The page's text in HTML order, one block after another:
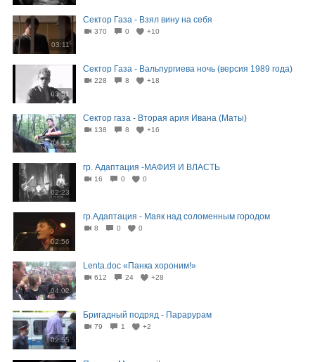
03:11
Сектор Газа - Взял вину на себя
370 0 +10
03:51
Сектор Газа - Вальпургиева ночь (версия 1989 года)
228 8 +18
03:44
Сектор газа - Вторая ария Ивана (Маты)
138 8 +16
02:23
гр. Адаптация -МАФИЯ И ВЛАСТЬ
16 0 0
02:56
гр.Адаптация - Маяк над соломенным городом
8 0 0
04:02
Lenta.doc «Панка хороним!»
612 24 +28
02:55
Бригадный подряд - Парарурам
79 1 +2